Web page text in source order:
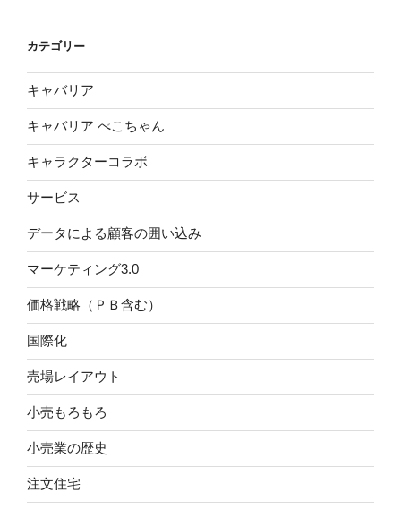
カテゴリー
キャバリア
キャバリア ぺこちゃん
キャラクターコラボ
サービス
データによる顧客の囲い込み
マーケティング3.0
価格戦略（ＰＢ含む）
国際化
売場レイアウト
小売もろもろ
小売業の歴史
注文住宅